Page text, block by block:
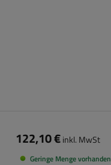
122,10 €inkl. MwSt
Geringe Menge vorhanden